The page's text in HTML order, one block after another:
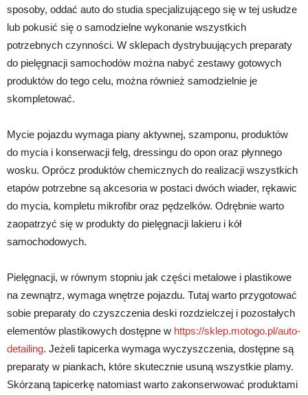
sposoby, oddać auto do studia specjalizującego się w tej usłudze
lub pokusić się o samodzielne wykonanie wszystkich
potrzebnych czynności. W sklepach dystrybuujących preparaty
do pielęgnacji samochodów można nabyć zestawy gotowych
produktów do tego celu, można również samodzielnie je
skompletować.
Mycie pojazdu wymaga piany aktywnej, szamponu, produktów
do mycia i konserwacji felg, dressingu do opon oraz płynnego
wosku. Oprócz produktów chemicznych do realizacji wszystkich
etapów potrzebne są akcesoria w postaci dwóch wiader, rękawic
do mycia, kompletu mikrofibr oraz pędzelków. Odrębnie warto
zaopatrzyć się w produkty do pielęgnacji lakieru i kół
samochodowych.
Pielęgnacji, w równym stopniu jak części metalowe i plastikowe
na zewnątrz, wymaga wnętrze pojazdu. Tutaj warto przygotować
sobie preparaty do czyszczenia deski rozdzielczej i pozostałych
elementów plastikowych dostępne w https://sklep.motogo.pl/auto-
detailing. Jeżeli tapicerka wymaga wyczyszczenia, dostępne są
preparaty w piankach, które skutecznie usuną wszystkie plamy.
Skórzaną tapicerkę natomiast warto zakonserwować produktami